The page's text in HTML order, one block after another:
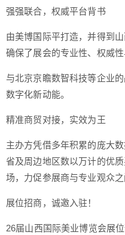
强强联合，权威平台背书
由美博国际平打造，并得到
确保了展会的专业性、权威性
与北京京瞻数智科技等企业
数字化新动能。
精准商贸对接，实效为王
主办方凭借多年积累的庞大
省及周边地区数以万计的优
场，力促参展商与专业观众之
展位招商，诚邀入驻！
26届山西国际美业博览会展